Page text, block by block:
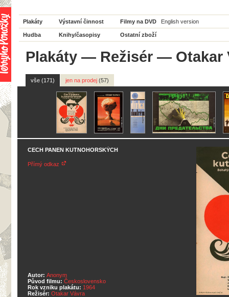
Plakáty Výstavní činnost Filmy na DVD English version
Hudba Knihy/časopisy Ostatní zboží
Plakáty — Režisér — Otakar
vše (171) jen na prodej (57)
CECH PANEN KUTNOHORSKÝCH
Přímý odkaz
Autor: Anonym
Původ filmu: Československo
Rok vzniku plakátu: 1964
Režisér: Otakar Vávra